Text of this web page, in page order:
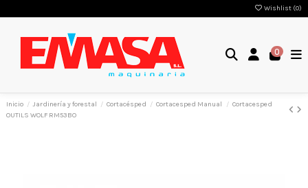
Wishlist (0)
0
Inicio Jardinería y forestal Cortacésped Cortacesped Manual
Cortacesped
OUTILS WOLF RM53BO